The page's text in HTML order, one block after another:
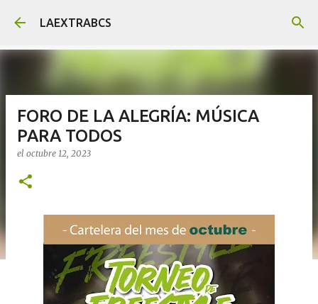
Ir al contenido principal
LAEXTRABCS
FORO DE LA ALEGRÍA: MÚSICA
PARA TODOS
el octubre 12, 2023